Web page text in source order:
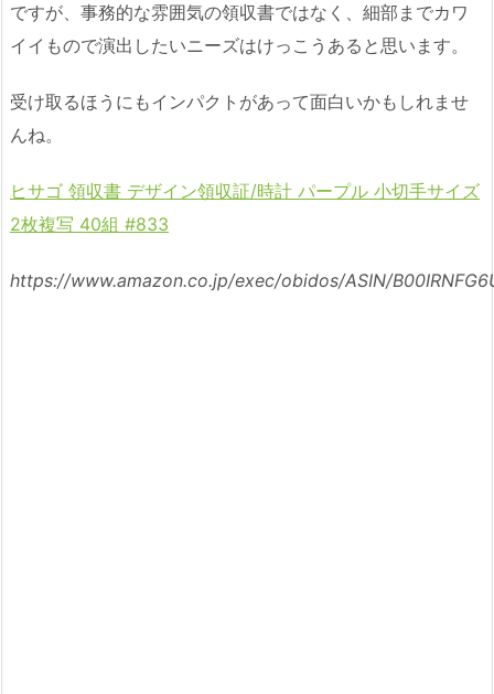
ですが、事務的な雰囲気の領収書ではなく、細部までカワ
イイもので演出したいニーズはけっこうあると思います。
受け取るほうにもインパクトがあって面白いかもしれませ
んね。
ヒサゴ 領収書 デザイン領収証/時計 パープル 小切手サイズ
2枚複写 40組 #833
https://www.amazon.co.jp/exec/obidos/ASIN/